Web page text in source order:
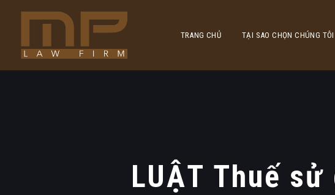
TRANG CHỦ TẠI SAO CHỌN CHÚNG TÔI
LUẬT Thuế